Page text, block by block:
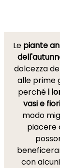
Le piante
dolcezza
alle prime
perchéi
vasi e
modo
piacere
con